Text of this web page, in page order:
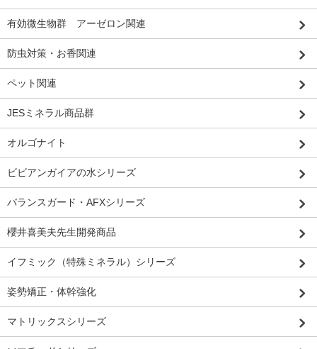
有効微生物群 アーゼロン関連
防虫対策・お香関連
ペット関連
JESミネラル商品群
オルゴナイト
ビビアンガイアの水シリーズ
バランスガード・AFXシリーズ
櫻井喜美夫先生開発商品
イフミック（特殊ミネラル）シリーズ
姿勢矯正・体幹強化
マトリックスシリーズ